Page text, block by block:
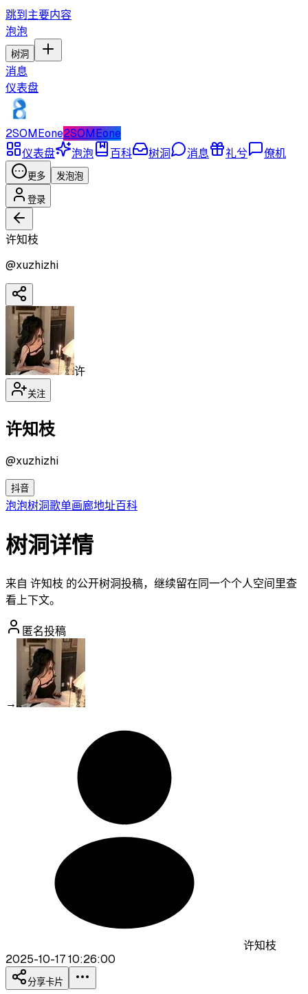
跳到主要内容
泡泡
树洞
消息
仪表盘
2SOMEone2SOMEone
仪表盘
泡泡 百科 树洞 消息 礼兮 僚机
更多 发泡泡
登录
许知枝
@xuzhizhi
许
关注
许知枝
@xuzhizhi
抖音
泡泡树洞歌单画廊地址百科
树洞详情
来自 许知枝 的公开树洞投稿，继续留在同一个个人空间里查
看上下文。
匿名投稿
→
许知枝
2025-10-17 10:26:00
分享卡片